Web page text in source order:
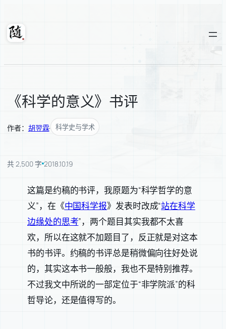
内
随轩
《科学的意义》书评
作者： 胡翌霖· 科学史与学术
共 2,500 字 2018.10.19
这篇是约稿的书评，我原题为“科学哲学的意
义”，在《中国科学报》发表时改成“站在科学
边缘处的思考”，两个题目其实我都不太喜
欢，所以在这就不加题目了，反正就是对这本
书的书评。约稿的书评总是稍微偏向往好处说
的，其实这本书一般般，我也不是特别推荐。
不过我文中所说的一部定位于“非学院派”的科
哲导论，还是值得写的。